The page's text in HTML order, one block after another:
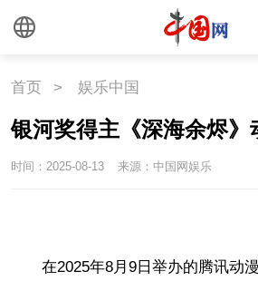
首页 > 娱乐中国
银河奖得主《深海余烬》
时间：2025-08-13 来源：中国网娱乐
在2025年8月9日举办的腾讯动